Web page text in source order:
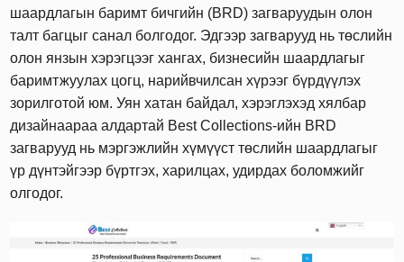
шаардлагын баримт бичгийн (BRD) загваруудын олон
талт багцыг санал болгодог. Эдгээр загварууд нь төслийн
олон янзын хэрэгцээг хангах, бизнесийн шаардлагыг
баримтжуулах цогц, нарийвчилсан хүрээг бүрдүүлэх
зорилготой юм. Уян хатан байдал, хэрэглэхэд хялбар
дизайнаараа алдартай Best Collections-ийн BRD
загварууд нь мэргэжлийн хүмүүст төслийн шаардлагыг
үр дүнтэйгээр бүртгэх, харилцах, удирдах боломжийг
олгодог.